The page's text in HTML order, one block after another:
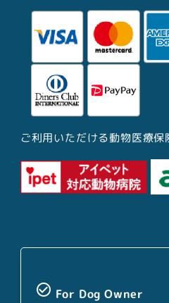
ご利用いただける動物医療保
check_circle_outline For Dog Owner